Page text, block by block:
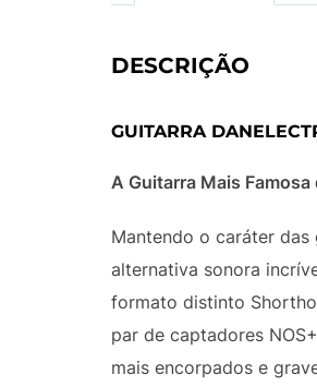
DESCRIÇÃO
GUITARRA
A Guitarra Mais
Mantendo o caráter das
alternativa sonora
formato distinto
par de captadores
mais encorpados e